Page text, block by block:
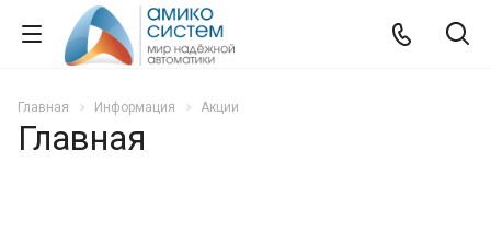
Главная Информация Акции
Главная